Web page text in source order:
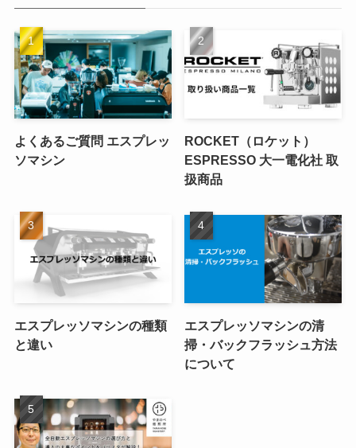
よくあるご質問 エスプレッ
ソマシン
ROCKET（ロケット）
ESPRESSO 大一電化社 取
扱商品
エスプレッソマシンの種類
と違い
エスプレッソマシンの清
掃・バックフラッシュ方法
について